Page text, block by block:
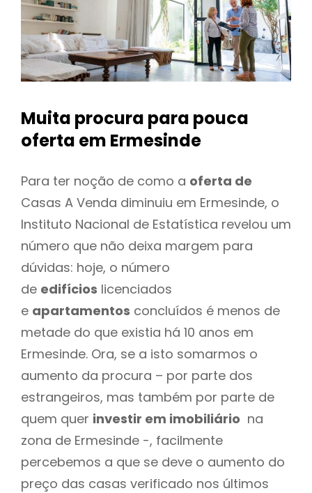
Muita procura para pouca
oferta em Ermesinde
Para ter noção de como a oferta de
Casas A Venda diminuiu em Ermesinde, o
Instituto Nacional de Estatística revelou um
número que não deixa margem para
dúvidas: hoje, o número
de edifícios licenciados
e apartamentos concluídos é menos de
metade do que existia há 10 anos em
Ermesinde. Ora, se a isto somarmos o
aumento da procura – por parte dos
estrangeiros, mas também por parte de
quem quer investir em imobiliário na
zona de Ermesinde -, facilmente
percebemos a que se deve o aumento do
preço das casas verificado nos últimos